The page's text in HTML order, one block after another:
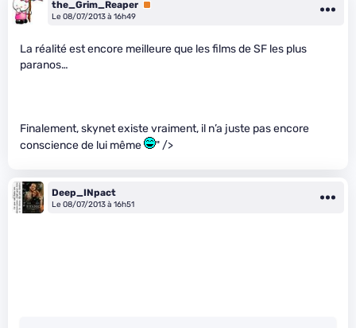
the_Grim_Reaper Premium
Le 08/07/2013 à 16h49
La réalité est encore meilleure que les films de SF les plus
paranos…
Finalement, skynet existe vraiment, il n’a juste pas encore
conscience de lui même
" />
Deep_INpact
Le 08/07/2013 à 16h51